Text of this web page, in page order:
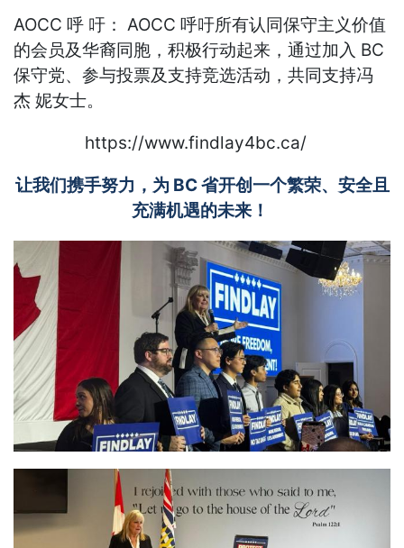
AOCC 呼 吁： AOCC 呼吁所有认同保守主义价值
的会员及华裔同胞，积极行动起来，通过加入 BC
保守党、参与投票及支持竞选活动，共同支持冯
杰 妮女士。
https://www.findlay4bc.ca/
让我们携手努力，为 BC 省开创一个繁荣、安全且
充满机遇的未来！